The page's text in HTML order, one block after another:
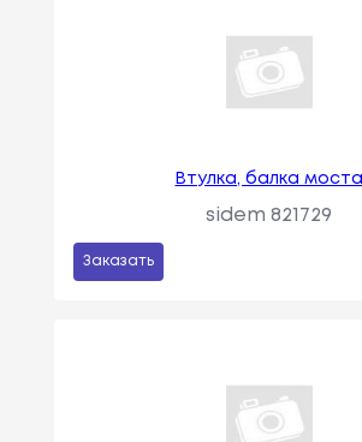
Втулка, балка моста
sidem 821729
Заказать